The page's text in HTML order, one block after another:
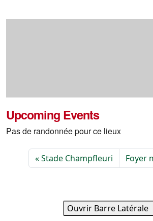
Upcoming Events
Pas de randonnée pour ce lieux
Stade Champfleuri Foyer
Ouvrir Barre Latérale